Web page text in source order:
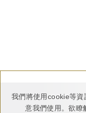
我們將使用cookie等資
意我們使用。欲瞭
Copyright © 廣葳實業有